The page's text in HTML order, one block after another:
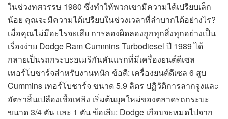
ในช่วงทศวรรษ 1980 ซึ่งทำให้พวกเขามีความได้เปรียบเล็ก
น้อย คุณจะมีความได้เปรียบในช่วงเวลาที่ลำบากได้อย่างไร?
เมื่อคุณไม่มีอะไรจะเสีย การลองผิดลองถูกทุกสิ่งทุกอย่างเป็น
เรื่องง่าย Dodge Ram Cummins Turbodiesel ปี 1989 ได้
กลายเป็นรถกระบะอเมริกันคันแรกที่มีเครื่องยนต์ดีเซล
เทอร์โบชาร์จสำหรับงานหนัก ข้อดี: เครื่องยนต์ดีเซล 6 สูบ
Cummins เทอร์โบชาร์จ ขนาด 5.9 ลิตร ปฏิวัติการลากจูงและ
อัตราสิ้นเปลืองเชื้อเพลิง เริ่มต้นยุคใหม่ของตลาดรถกระบะ
ขนาด 3/4 ตัน และ 1 ตัน ข้อเสีย: Dodge เกือบจะหมดไปจาก